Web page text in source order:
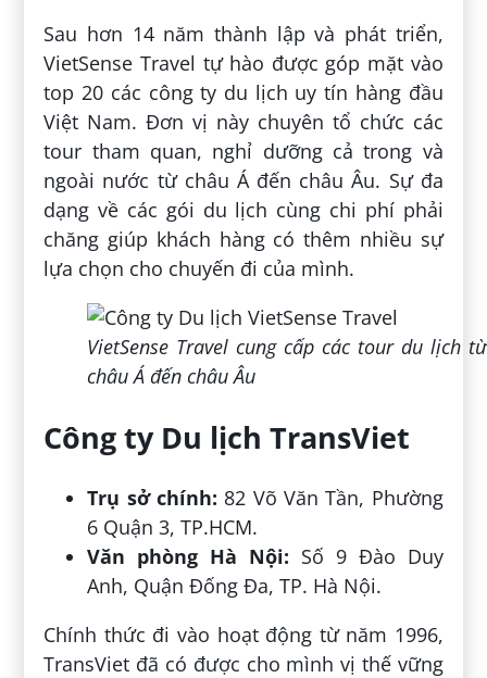
Sau hơn 14 năm thành lập và phát triển,
VietSense Travel tự hào được góp mặt vào
top 20 các công ty du lịch uy tín hàng đầu
Việt Nam. Đơn vị này chuyên tổ chức các
tour tham quan, nghỉ dưỡng cả trong và
ngoài nước từ châu Á đến châu Âu. Sự đa
dạng về các gói du lịch cùng chi phí phải
chăng giúp khách hàng có thêm nhiều sự
lựa chọn cho chuyến đi của mình.
VietSense Travel cung cấp các tour du lịch từ
châu Á đến châu Âu
Công ty Du lịch TransViet
Trụ sở chính: 82 Võ Văn Tần, Phường
6 Quận 3, TP.HCM.
Văn phòng Hà Nội: Số 9 Đào Duy
Anh, Quận Đống Đa, TP. Hà Nội.
Chính thức đi vào hoạt động từ năm 1996,
TransViet đã có được cho mình vị thế vững